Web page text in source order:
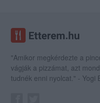
"Amikor megkérdezte a
vágják a pizzámat, azt
tudnék enni nyolcat." - Yogi